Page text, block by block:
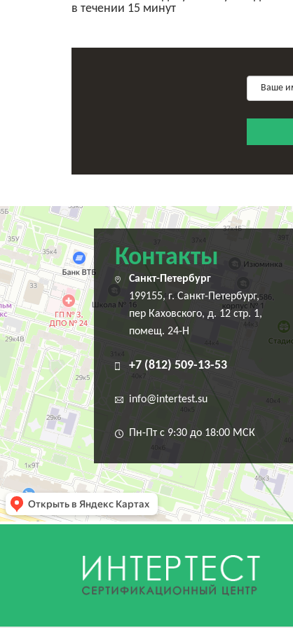
в течении 15 минут
Санкт‑Петербург
Переулок Каховского, 12 — Яндекс Карты
Контакты
Санкт-Петербург
199155, г. Санкт-Петербург,
пер Каховского, д. 12 стр. 1,
помещ. 24-Н
+7 (812) 509-13-53
info@intertest.su
Пн-Пт с 9:30 до 18:00 МСК